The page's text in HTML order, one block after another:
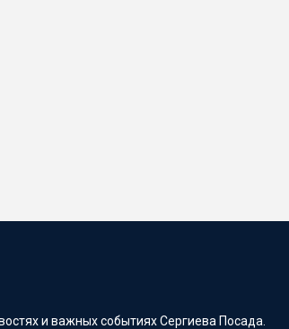
и важных событиях Сергиева Посада.